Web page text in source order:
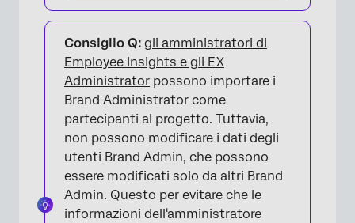
Consiglio Q: gli amministratori di
Employee Insights e gli EX
Administrator possono importare i
Brand Administrator come
partecipanti al progetto. Tuttavia,
non possono modificare i dati degli
utenti Brand Admin, che possono
essere modificati solo da altri Brand
Admin. Questo per evitare che le
informazioni dell'amministratore